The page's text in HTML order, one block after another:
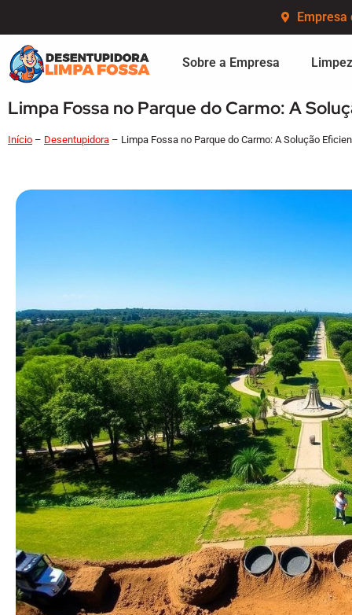
Empresa
Sobre a Empresa
Limpa Fossa no Parque do Carmo: A
Início – Desentupidora – Limpa Fossa no Parque do Carmo: A Solução